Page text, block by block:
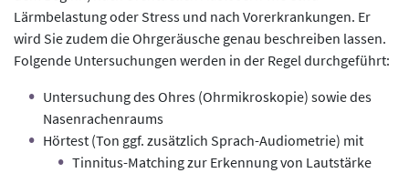
Lärmbelastung oder Stress und nach Vorerkrankungen. Er
wird Sie zudem die Ohrgeräusche genau beschreiben lassen.
Folgende Untersuchungen werden in der Regel durchgeführt:
Untersuchung des Ohres (Ohrmikroskopie) sowie des
Nasenrachenraums
Hörtest (Ton ggf. zusätzlich Sprach-Audiometrie) mit
Tinnitus-Matching zur Erkennung von Lautstärke